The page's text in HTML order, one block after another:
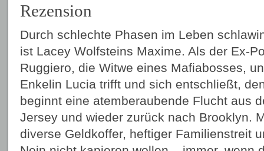
Rezension
Durch schlechte Phasen im Leben
ist Lacey Wolfsteins Maxime. Als der Ex-
Ruggiero, die Witwe eines Mafiabosses,
Enkelin Lucia trifft und sich entschließt,
beginnt eine atemberaubende Flucht aus
Jersey und wieder zurück nach Brooklyn.
diverse Geldkoffer, heftiger Familienstreit